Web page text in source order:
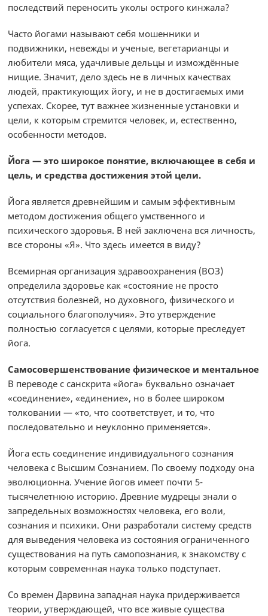
последствий переносить уколы острого кинжала?
Часто йогами называют себя мошенники и
подвижники, невежды и ученые, вегетарианцы и
любители мяса, удачливые дельцы и измождённые
нищие. Значит, дело здесь не в личных качествах
людей, практикующих йогу, и не в достигаемых ими
успехах. Скорее, тут важнее жизненные установки и
цели, к которым стремится человек, и, естественно,
особенности методов.
Йога — это широкое понятие, включающее в себя и
цель, и средства достижения этой цели.
Йога является древнейшим и самым эффективным
методом достижения общего умственного и
психического здоровья. В ней заключена вся личность,
все стороны «Я». Что здесь имеется в виду?
Всемирная организация здравоохранения (ВОЗ)
определила здоровье как «состояние не просто
отсутствия болезней, но духовного, физического и
социального благополучия». Это утверждение
полностью согласуется с целями, которые преследует
йога.
Самосовершенствование физическое и ментальное
В переводе с санскрита «йога» буквально означает
«соединение», «единение», но в более широком
толковании — «то, что соответствует, и то, что
последовательно и неуклонно применяется».
Йога есть соединение индивидуального сознания
человека с Высшим Сознанием. По своему подходу она
эволюционна. Учение йогов имеет почти 5-
тысячелетнюю историю. Древние мудрецы знали о
запредельных возможностях человека, его воли,
сознания и психики. Они разработали систему средств
для выведения человека из состояния ограниченного
существования на путь самопознания, к знакомству с
которым современная наука только подступает.
Со времен Дарвина западная наука придерживается
теории, утверждающей, что все живые существа